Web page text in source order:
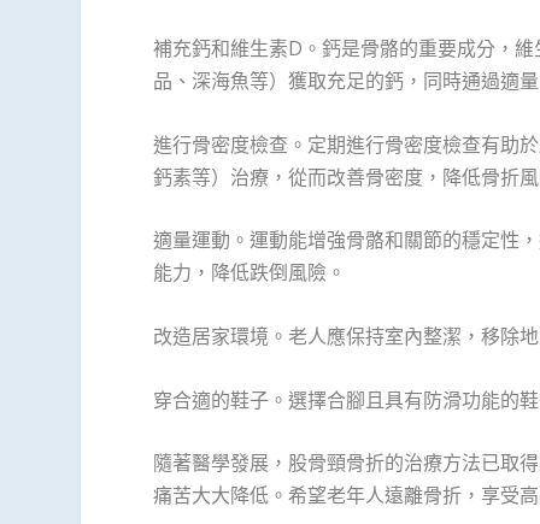
補充鈣和維生素D。鈣是骨骼的重要成分，
品、深海魚等）獲取充足的鈣，同時通過適
進行骨密度檢查。定期進行骨密度檢查有助
鈣素等）治療，從而改善骨密度，降低骨折風
適量運動。運動能增強骨骼和關節的穩定性
能力，降低跌倒風險。
改造居家環境。老人應保持室內整潔，移除
穿合適的鞋子。選擇合腳且具有防滑功能的
隨著醫學發展，股骨頸骨折的治療方法已取
痛苦大大降低。希望老年人遠離骨折，享受